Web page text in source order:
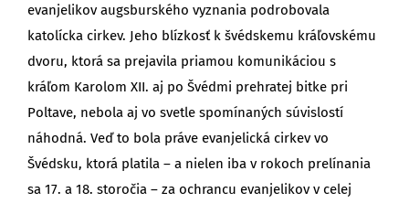
evanjelikov augsburského vyznania podrobovala
katolícka cirkev. Jeho blízkosť k švédskemu kráľovskému
dvoru, ktorá sa prejavila priamou komunikáciou s
kráľom Karolom XII. aj po Švédmi prehratej bitke pri
Poltave, nebola aj vo svetle spomínaných súvislostí
náhodná. Veď to bola práve evanjelická cirkev vo
Švédsku, ktorá platila – a nielen iba v rokoch prelínania
sa 17. a 18. storočia – za ochrancu evanjelikov v celej